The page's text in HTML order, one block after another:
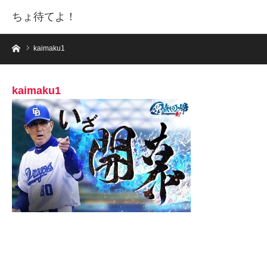
ちょ待てよ！
ホームkaimaku1
kaimaku1